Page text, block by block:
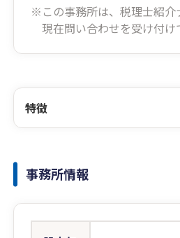
※この事務所は、税理士紹介
現在問い合わせを受け付け
特徴
事務所情報